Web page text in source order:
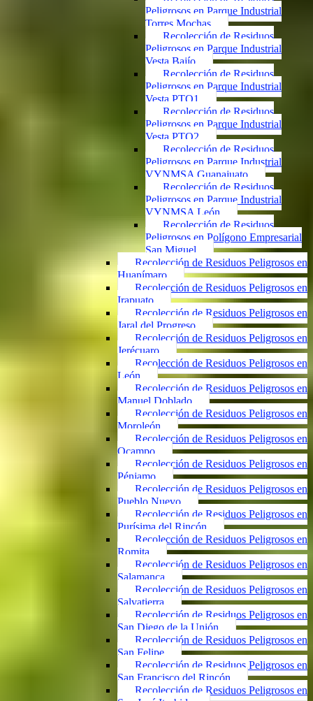
Peligrosos en Parque Industrial
Torres Mochas
Recolección de Residuos
Peligrosos en Parque Industrial
Vesta Bajío
Recolección de Residuos
Peligrosos en Parque Industrial
Vesta PTO1
Recolección de Residuos
Peligrosos en Parque Industrial
Vesta PTO2
Recolección de Residuos
Peligrosos en Parque Industrial
VYNMSA Guanajuato
Recolección de Residuos
Peligrosos en Parque Industrial
VYNMSA León
Recolección de Residuos
Peligrosos en Polígono Empresarial
San Miguel
Recolección de Residuos Peligrosos en
Huanímaro
Recolección de Residuos Peligrosos en
Irapuato
Recolección de Residuos Peligrosos en
Jaral del Progreso
Recolección de Residuos Peligrosos en
Jerécuaro
Recolección de Residuos Peligrosos en
León
Recolección de Residuos Peligrosos en
Manuel Doblado
Recolección de Residuos Peligrosos en
Moroleón
Recolección de Residuos Peligrosos en
Ocampo
Recolección de Residuos Peligrosos en
Pénjamo
Recolección de Residuos Peligrosos en
Pueblo Nuevo
Recolección de Residuos Peligrosos en
Purísima del Rincón
Recolección de Residuos Peligrosos en
Romita
Recolección de Residuos Peligrosos en
Salamanca
Recolección de Residuos Peligrosos en
Salvatierra
Recolección de Residuos Peligrosos en
San Diego de la Unión
Recolección de Residuos Peligrosos en
San Felipe
Recolección de Residuos Peligrosos en
San Francisco del Rincón
Recolección de Residuos Peligrosos en